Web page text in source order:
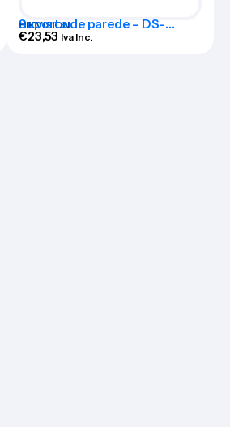
HIKVISION
Suporte de parede – DS-
1273ZJ
€23,53 Iva Inc.